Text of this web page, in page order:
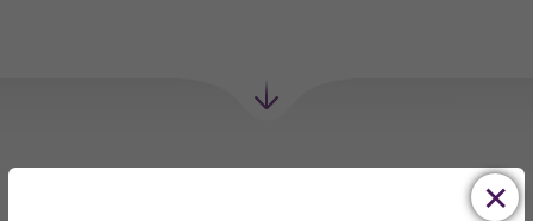
empresas da mesma categoria